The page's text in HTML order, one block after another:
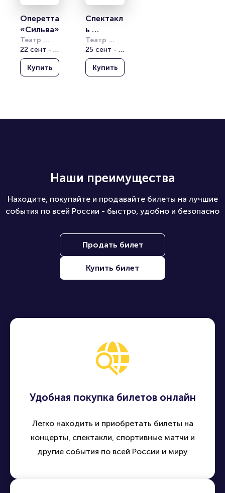
Оперетта
«Сильва»
Театр
Ермоловой
22 сент - 23 окт
Купить
Спектакл
ь
«Оркест
р мечты.
Медь»
Театр
Ермоловой
25 сент - 31 окт
Купить
Наши преимущества
Находите, покупайте и продавайте билеты на лучшие
события по всей России - быстро, удобно и безопасно
Продать билет
Купить билет
Удобная покупка билетов онлайн
Легко находить и приобретать билеты на
концерты, спектакли, спортивные матчи и
другие события по всей России и миру